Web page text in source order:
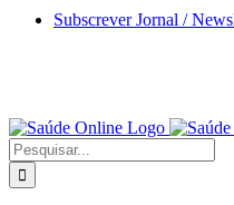
Skip
Subscrever Jornal /
Pesquisar